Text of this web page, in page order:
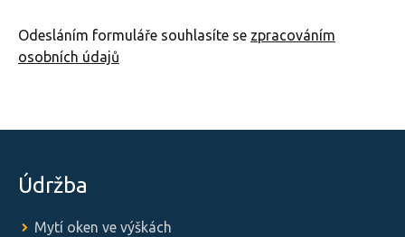
Odesláním formuláře souhlasíte se zpracováním
osobních údajů
Údržba
Mytí oken ve výškách